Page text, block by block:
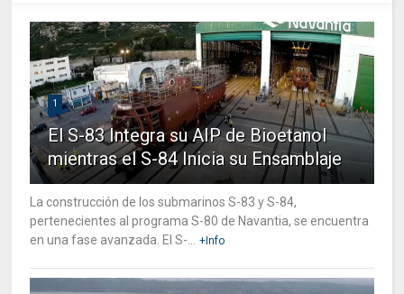
1
El S-83 Integra su AIP de Bioetanol
mientras el S-84 Inicia su Ensamblaje
La construcción de los submarinos S-83 y S-84,
pertenecientes al programa S-80 de Navantia, se encuentra
en una fase avanzada. El S-...
+Info